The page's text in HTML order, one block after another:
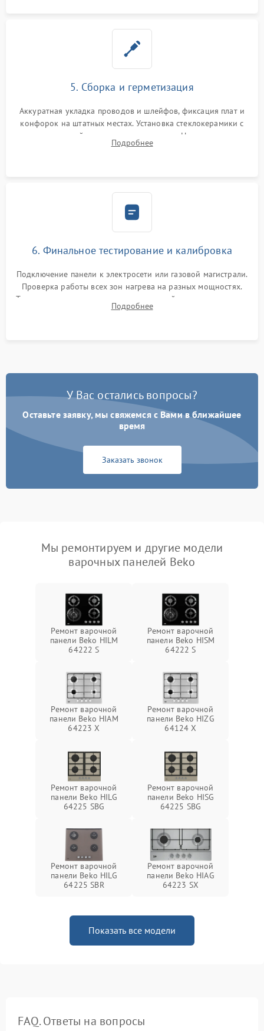
5. Сборка и герметизация
Аккуратная укладка проводов и шлейфов, фиксация плат и
конфорок на штатных местах. Установка стеклокерамики с
проверкой равномерности зазоров. Нанесение
термостойкого герметика или укладка уплотнительной
Подробнее
6. Финальное тестирование и калибровка
Подключение панели к электросети или газовой магистрали.
Проверка работы всех зон нагрева на разных мощностях.
Тестирование сенсорного управления, таймера, индикаторов
остаточного тепла и систем защиты от перегрева.
Подробнее
У Вас остались вопросы?
Оставьте заявку, мы свяжемся с Вами в ближайшее
время
Заказать звонок
Мы ремонтируем и другие модели
варочных панелей Beko
Ремонт варочной
панели Beko HILM
64222 S
Ремонт варочной
панели Beko HISM
64222 S
Ремонт варочной
панели Beko HIAM
64223 X
Ремонт варочной
панели Beko HIZG
64124 X
Ремонт варочной
панели Beko HILG
64225 SBG
Ремонт варочной
панели Beko HISG
64225 SBG
Ремонт варочной
панели Beko HILG
64225 SBR
Ремонт варочной
панели Beko HIAG
64223 SX
Показать все модели
FAQ. Ответы на вопросы